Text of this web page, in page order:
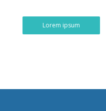
Lorem ipsum